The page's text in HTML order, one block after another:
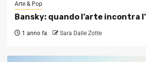
Arte & Pop
Bansky: quando l’arte incontra
1 anno fa Sara Dalle Zotte